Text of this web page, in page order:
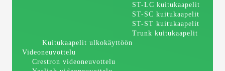
ST-LC kuitukaapelit
ST-SC kuitukaapelit
ST-ST kuitukaapelit
Trunk kuitukaapelit
Kuitukaapelit ulkokäyttöön
Videoneuvottelu
Crestron videoneuvottelu